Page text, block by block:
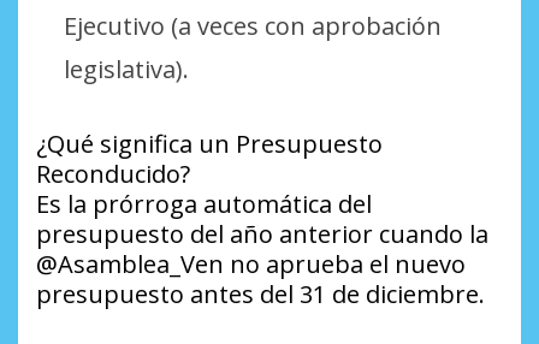
Ejecutivo (a veces con aprobación
legislativa).
¿Qué significa un Presupuesto
Reconducido?
Es la prórroga automática del
presupuesto del año anterior cuando la
@Asamblea_Ven no aprueba el nuevo
presupuesto antes del 31 de diciembre.